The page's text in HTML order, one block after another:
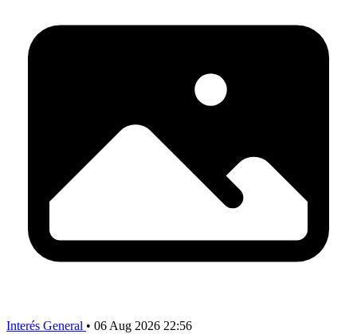
Interés General • 06 Aug 2026 22:56